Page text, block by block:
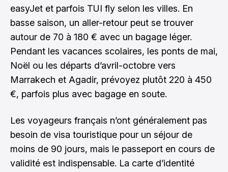
easyJet et parfois TUI fly selon les villes. En
basse saison, un aller-retour peut se trouver
autour de 70 à 180 € avec un bagage léger.
Pendant les vacances scolaires, les ponts de mai,
Noël ou les départs d’avril-octobre vers
Marrakech et Agadir, prévoyez plutôt 220 à 450
€, parfois plus avec bagage en soute.
Les voyageurs français n’ont généralement pas
besoin de visa touristique pour un séjour de
moins de 90 jours, mais le passeport en cours de
validité est indispensable. La carte d’identité